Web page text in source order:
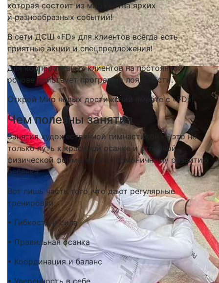
которая состоит из множества ярких
и разнообразных событий!
В сети ДСШ «FD» для клиентов всегда есть
приятные акции и спецпредложения!
Для корпоративных клиентов на постоянной
основе действует программа лояльности.
Открой Мир новых достижений вместе с «FD»!
Чем полезны занятия
Занятия художественной гимнастикой — это не
только путь к красивой осанке и отличной
физической форме, но и к гармоничному развитию
ребёнка.
Вот лишь часть того, что дают регулярные
тренировки:
• Гибкость и сила
• Правильная осанка
• Координация и баланс
• Уверенность в себе